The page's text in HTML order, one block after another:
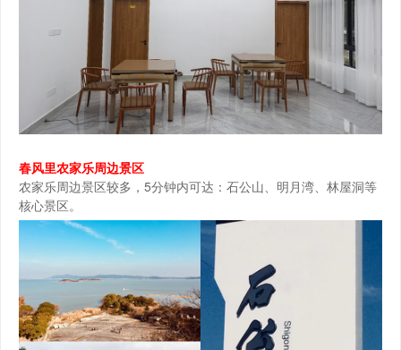
春风里农家乐周边景区
农家乐周边景区较多，5分钟内可达：石公山、明月湾、林屋洞等
核心景区。